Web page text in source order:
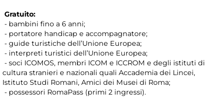
Gratuito:
- bambini fino a 6 anni;
- portatore handicap e accompagnatore;
- guide turistiche dell’Unione Europea;
- interpreti turistici dell’Unione Europea;
- soci ICOMOS, membri ICOM e ICCROM e degli istituti di
cultura stranieri e nazionali quali Accademia dei Lincei,
Istituto Studi Romani, Amici dei Musei di Roma;
- possessori RomaPass (primi 2 ingressi).